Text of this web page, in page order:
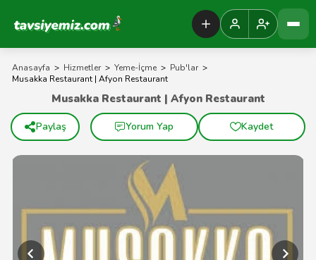
Tavsiyemiz Anasayfa
Anasayfa > Hizmetler > Yeme-İçme > Pub'lar >
Musakka Restaurant | Afyon Restaurant
Musakka Restaurant | Afyon Restaurant
Paylaş Yorum Yap Kaydet